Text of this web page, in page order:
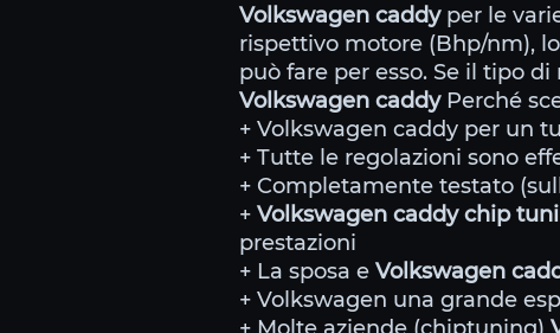
Volkswagen caddyper le
rispettivo motore (Bhp/nm),
può fare per esso. Se il tipo
Volkswagen caddyPerché
+ Volkswagen caddy per un
+ Tutte le regolazioni sono
+ Completamente testato
+ Volkswagen caddy chip
prestazioni
+ La sposa e Volkswagen
+ Volkswagen una grande